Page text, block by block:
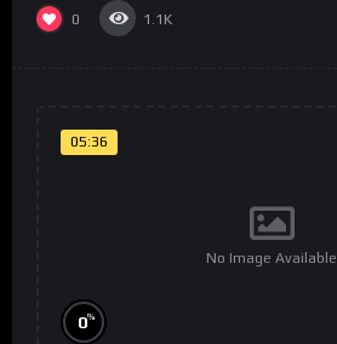
0 1.1K
05:36
No Image Available
0%